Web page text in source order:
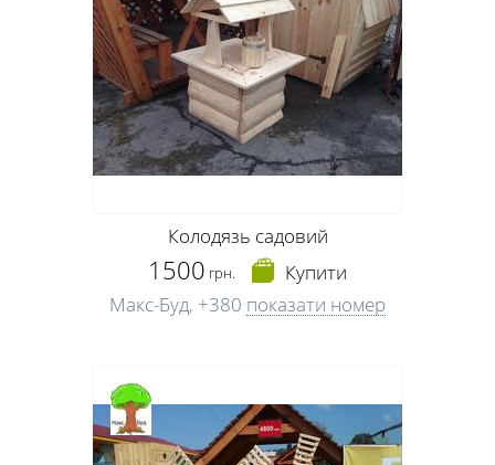
Колодязь садовий
1500 грн.
Купити
Макс-Буд, +380 показати номер